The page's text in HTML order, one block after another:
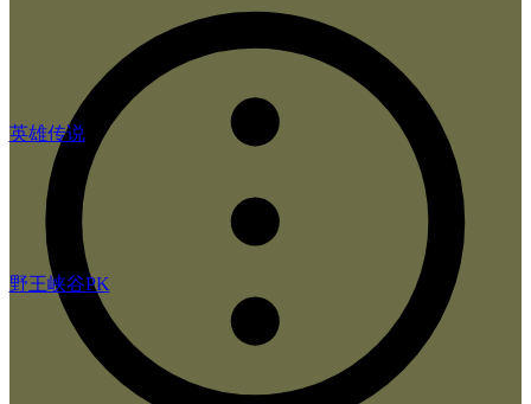
英雄传说
野王峡谷PK